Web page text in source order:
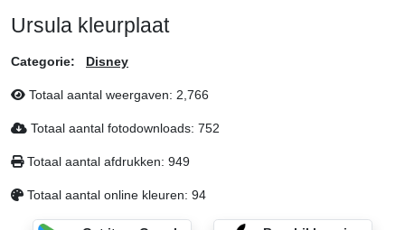
Ursula kleurplaat
Categorie: Disney
Totaal aantal weergaven: 2,766
Totaal aantal fotodownloads: 752
Totaal aantal afdrukken: 949
Totaal aantal online kleuren: 94